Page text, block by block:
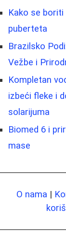
Kako se
puberteta
Brazilsko
Vežbe i
Kompletan
izbeći fleke i
solarijuma
Biomed 6 i
mase
O nama |